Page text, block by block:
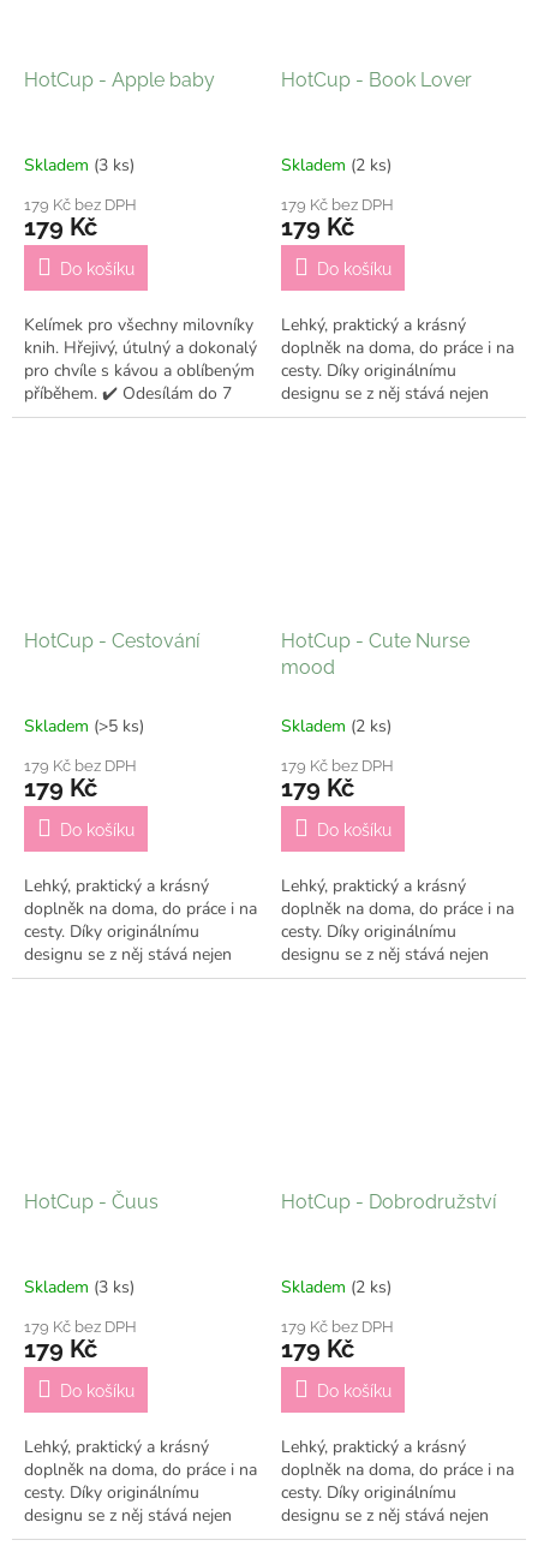
HotCup - Apple baby
Skladem (3 ks)
179 Kč bez DPH
179 Kč
Do košíku
Kelímek pro všechny milovníky
knih. Hřejivý, útulný a dokonalý
pro chvíle s kávou a oblíbeným
příběhem. ✔️ Odesílám do 7
pracovních dní
HotCup - Book Lover
Skladem (2 ks)
179 Kč bez DPH
179 Kč
Do košíku
Lehký, praktický a krásný
doplněk na doma, do práce i na
cesty. Díky originálnímu
designu se z něj stává nejen
praktický kelímek, ale i stylový
HotCup - Cestování
Skladem (>5 ks)
179 Kč bez DPH
179 Kč
Do košíku
Lehký, praktický a krásný
doplněk na doma, do práce i na
cesty. Díky originálnímu
designu se z něj stává nejen
praktický kelímek, ale i stylový
HotCup - Cute Nurse
mood
Skladem (2 ks)
179 Kč bez DPH
179 Kč
Do košíku
Lehký, praktický a krásný
doplněk na doma, do práce i na
cesty. Díky originálnímu
designu se z něj stává nejen
praktický kelímek, ale i stylový
HotCup - Čuus
Skladem (3 ks)
179 Kč bez DPH
179 Kč
Do košíku
Lehký, praktický a krásný
doplněk na doma, do práce i na
cesty. Díky originálnímu
designu se z něj stává nejen
praktický kelímek, ale i stylový
HotCup - Dobrodružství
Skladem (2 ks)
179 Kč bez DPH
179 Kč
Do košíku
Lehký, praktický a krásný
doplněk na doma, do práce i na
cesty. Díky originálnímu
designu se z něj stává nejen
praktický kelímek, ale i stylový